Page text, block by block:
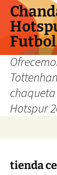
Futbol
Hotspur
tienda